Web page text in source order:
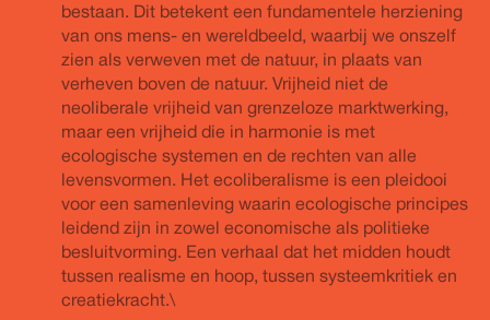
bestaan. Dit betekent een fundamentele herziening
van ons mens- en wereldbeeld, waarbij we onszelf
zien als verweven met de natuur, in plaats van
verheven boven de natuur. Vrijheid niet de
neoliberale vrijheid van grenzeloze marktwerking,
maar een vrijheid die in harmonie is met
ecologische systemen en de rechten van alle
levensvormen. Het ecoliberalisme is een pleidooi
voor een samenleving waarin ecologische principes
leidend zijn in zowel economische als politieke
besluitvorming. Een verhaal dat het midden houdt
tussen realisme en hoop, tussen systeemkritiek en
creatiekracht.\